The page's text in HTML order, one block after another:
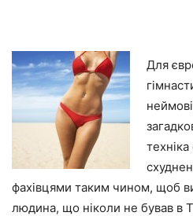
Для
фахівцями таким чином, щоб
людина, що ніколи не бував в